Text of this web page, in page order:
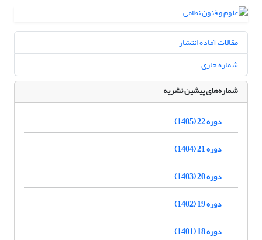
مقالات آماده انتشار
شماره جاری
شماره‌های پیشین نشریه
دوره 22 (1405)
دوره 21 (1404)
دوره 20 (1403)
دوره 19 (1402)
دوره 18 (1401)